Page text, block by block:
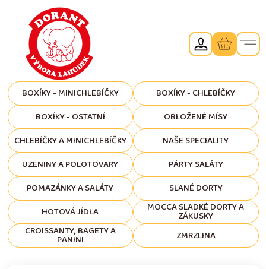
BOXÍKY - MINICHLEBÍČKY
BOXÍKY - CHLEBÍČKY
BOXÍKY - OSTATNÍ
OBLOŽENÉ MÍSY
CHLEBÍČKY A MINICHLEBÍČKY
NAŠE SPECIALITY
UZENINY A POLOTOVARY
PÁRTY SALÁTY
POMAZÁNKY A SALÁTY
SLANÉ DORTY
HOTOVÁ JÍDLA
MOCCA SLADKÉ DORTY A
ZÁKUSKY
CROISSANTY, BAGETY A
PANINI ZMRZLINA